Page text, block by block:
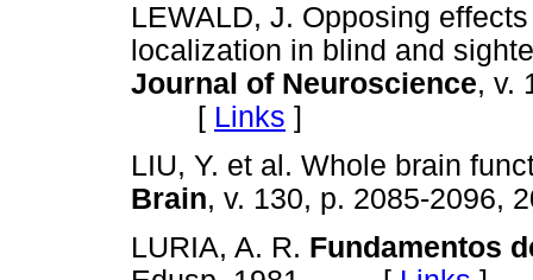
LEWALD, J. Opposing
localization in blind and
Journal of Neuroscience, v.
[ Links ]
LIU, Y. et al. Whole brain
Brain, v. 130, p. 2085-
LURIA, A. R. Fundamentos